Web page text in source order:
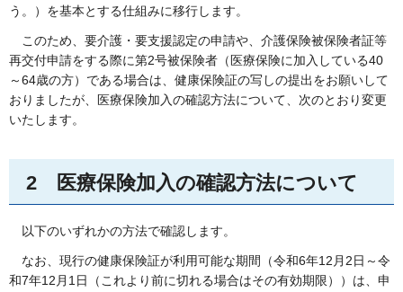
う。）を基本とする仕組みに移行します。
このため、要介護・要支援認定の申請や、介護保険被保険者証等
再交付申請をする際に第2号被保険者（医療保険に加入している40
～64歳の方）である場合は、健康保険証の写しの提出をお願いして
おりましたが、医療保険加入の確認方法について、次のとおり変更
いたします。
2 医療保険加入の確認方法について
以下のいずれかの方法で確認します。
なお、現行の健康保険証が利用可能な期間（令和6年12月2日～令
和7年12月1日（これより前に切れる場合はその有効期限））は、申